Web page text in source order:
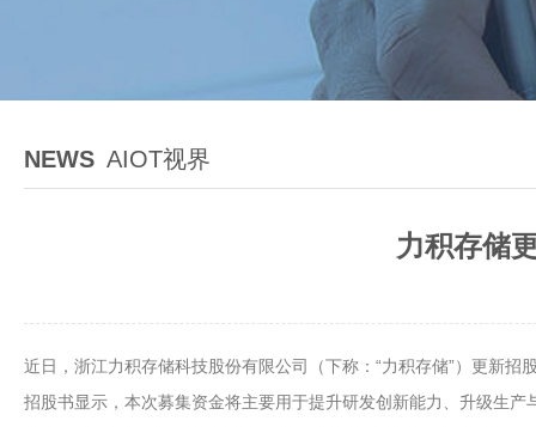
NEWS AIOT视界
力积存储
近日，浙江力积存储科技股份有限公司（下称：“力积存储”）更新
招股书显示，本次募集资金将主要用于提升研发创新能力、升级生